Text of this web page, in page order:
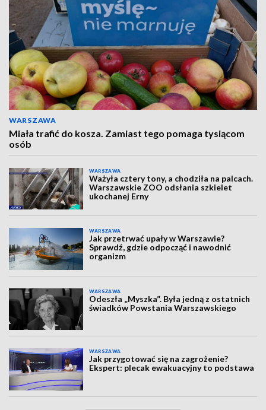
WARSZAWA
Miała trafić do kosza. Zamiast tego pomaga tysiącom
osób
WARSZAWA
Ważyła cztery tony, a chodziła na palcach.
Warszawskie ZOO odsłania szkielet
ukochanej Erny
WARSZAWA
Jak przetrwać upały w Warszawie?
Sprawdź, gdzie odpocząć i nawodnić
organizm
WARSZAWA
Odeszła „Myszka”. Była jedną z ostatnich
świadków Powstania Warszawskiego
WARSZAWA
Jak przygotować się na zagrożenie?
Ekspert: plecak ewakuacyjny to podstawa